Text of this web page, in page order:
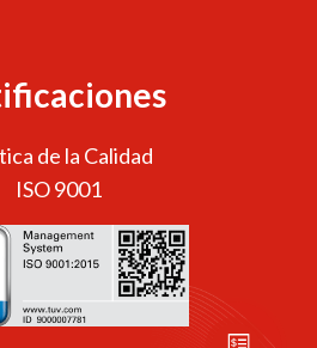
de la Calidad
ISO 9001